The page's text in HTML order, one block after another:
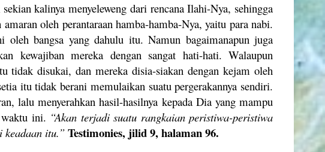
kalinya menyeleweng dari rencana Ilahi-Nya, sehingga
oleh perantaraan hamba-hamba-Nya, yaitu para nabi.
bangsa yang dahulu itu. Namun bagaimanapun juga
kewajiban mereka dengan sangat hati-hati. Walaupun
tidak disukai, dan mereka disia-siakan dengan kejam oleh
itu tidak berani memulaikan suatu pergerakannya sendiri.
lalu menyerahkan hasil-hasilnya kepada Dia yang mampu
ini. “Akan terjadi suatu rangkaian peristiwa-peristiwa
keadaan itu.” Testimonies, jilid 9, halaman 96.